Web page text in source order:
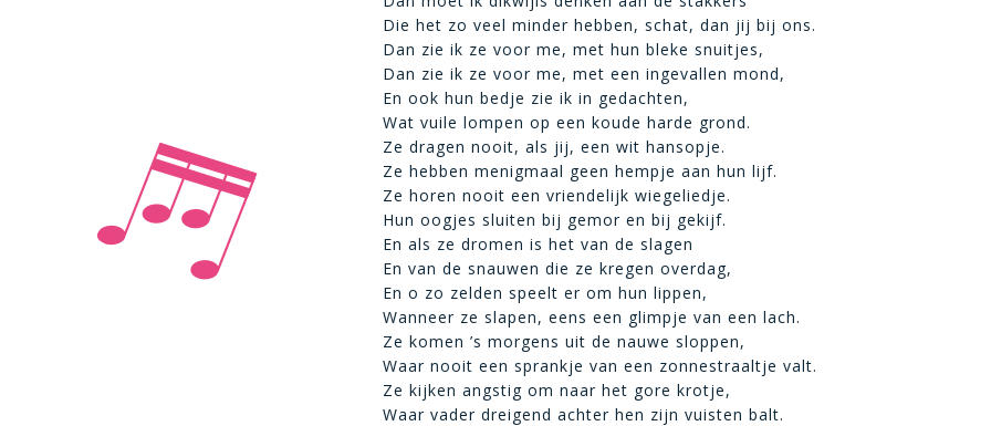
Die het zo veel minder hebben, schat, dan jij bij ons.
Dan zie ik ze voor me, met hun bleke snuitjes,
Dan zie ik ze voor me, met een ingevallen mond,
En ook hun bedje zie ik in gedachten,
Wat vuile lompen op een koude harde grond.
Ze dragen nooit, als jij, een wit hansopje.
Ze hebben menigmaal geen hempje aan hun lijf.
Ze horen nooit een vriendelijk wiegeliedje.
Hun oogjes sluiten bij gemor en bij gekijf.
En als ze dromen is het van de slagen
En van de snauwen die ze kregen overdag,
En o zo zelden speelt er om hun lippen,
Wanneer ze slapen, eens een glimpje van een lach.
Ze komen ’s morgens uit de nauwe sloppen,
Waar nooit een sprankje van een zonnestraaltje valt.
Ze kijken angstig om naar het gore krotje,
Waar vader dreigend achter hen zijn vuisten balt.